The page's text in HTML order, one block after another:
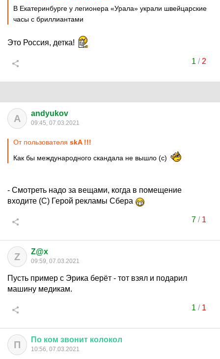
В Екатеринбурге у легионера «Урала» украли швейцарские
часы с бриллиантами
Это Россия, детка!
1 / 2
A andyukov
09:45, 07.03.2021
От пользователя skA !!!
Как бы международного скандала не вышло (с)
- Смотреть надо за вещами, когда в помещение
входите (С) Герой рекламы Сбера
7/ 1
Z Z@x
09:59, 07.03.2021
Пусть пример с Эрика берёт - тот взял и подарил
машину медикам.
1 / 1
П По ком звонит колокол
10:56, 07.03.2021